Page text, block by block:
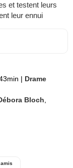
et testent leurs
leur ennui
| Drame
Bloch